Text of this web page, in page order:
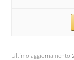
Ultimo aggiornamento